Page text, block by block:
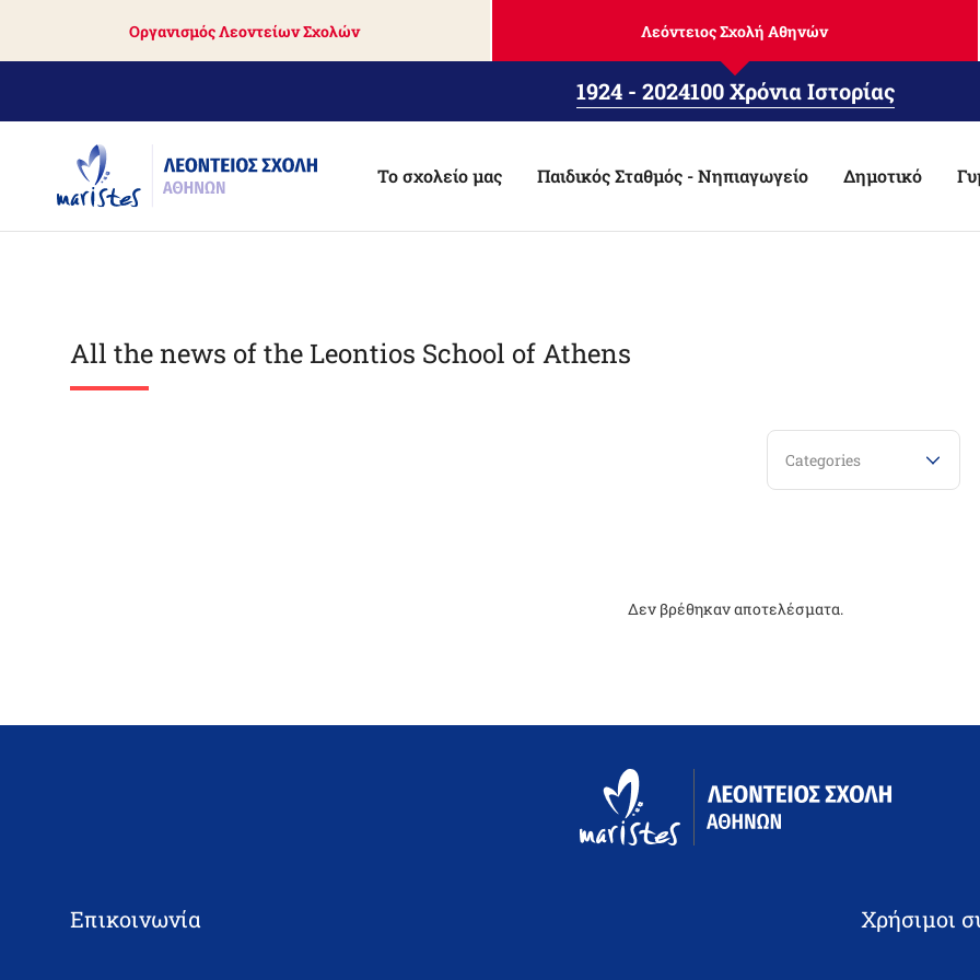
main
Οργανισμός Λεοντείων Σχολών Λεόντειος Σχολή Αθηνών
1924 - 2024100 Χρόνια Ιστορίας
Το σχολείο μας Παιδικός Σταθμός - Νηπιαγωγείο Δημοτικό
All the news of the Leontios School of Athens
Categories
Δεν βρέθηκαν αποτελέσματα.
Επικοινωνία Χρήσιμοι